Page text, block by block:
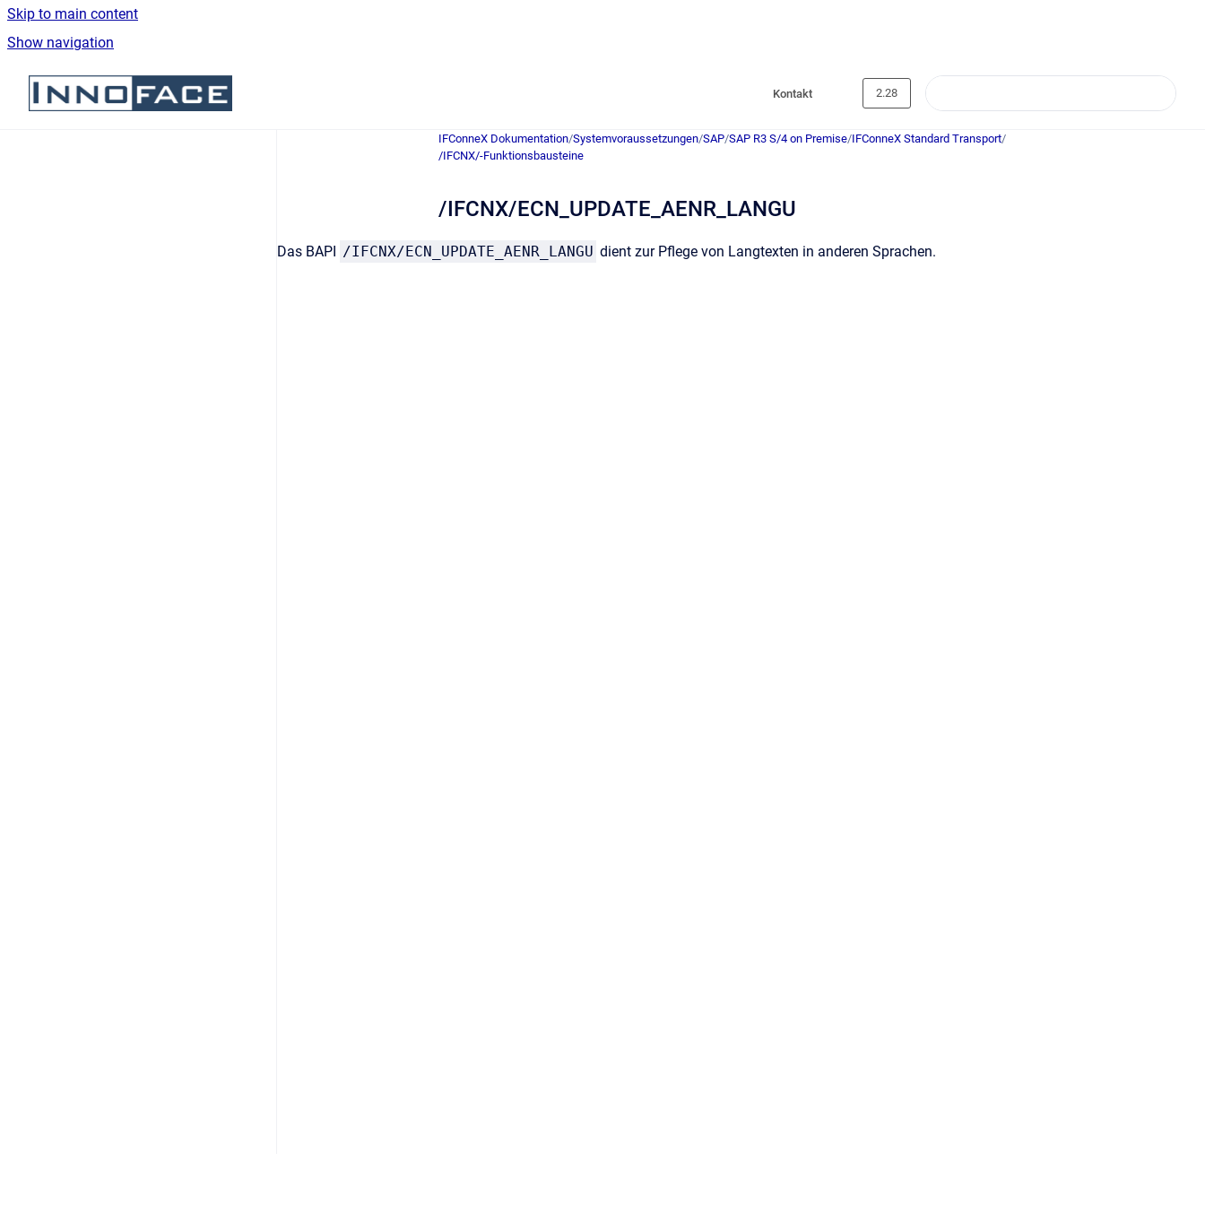
Skip to main content
Show navigation
Go to homepage
Kontakt 2.28
IFConneX Dokumentation/Systemvoraussetzungen/SAP/SAP R3 S/4 on Premise/IFConneX Standard Transport/
/IFCNX/-Funktionsbausteine
/IFCNX/ECN_UPDATE_AENR_LANGU
Das BAPI /IFCNX/ECN_UPDATE_AENR_LANGU dient zur Pflege von Langtexten in anderen Sprachen.